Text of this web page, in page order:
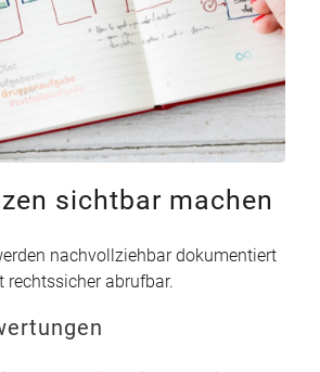
sichtbar machen
nachvollziehbar dokumentiert
rechtssicher abrufbar.